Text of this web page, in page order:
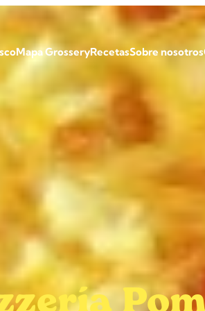
Mapa GrosseryRecetasSobre nosotros